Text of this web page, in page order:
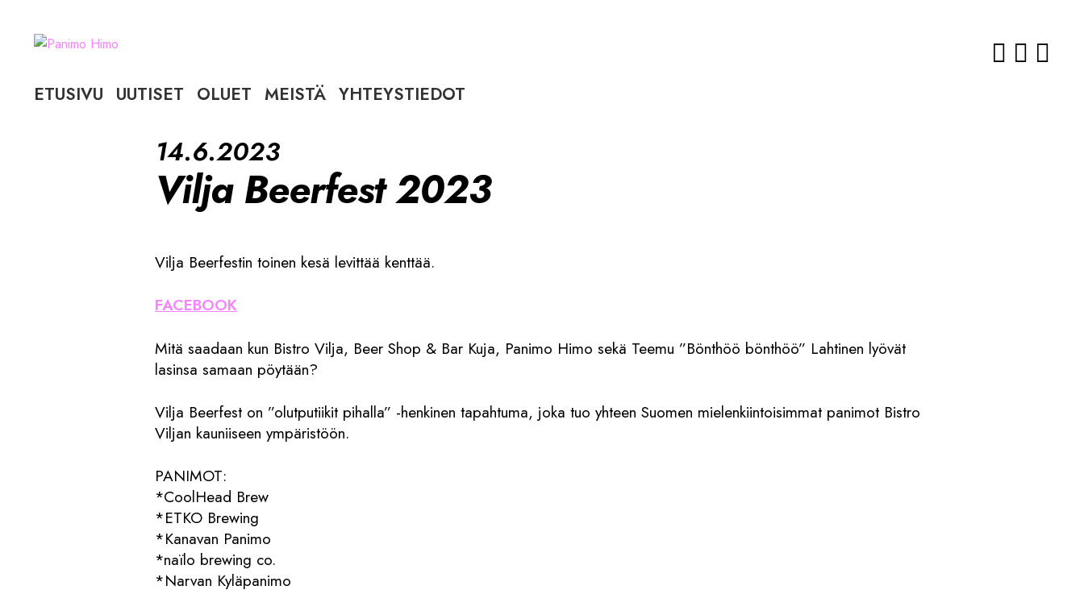
Siirry
Siirry
ETUSIVU UUTISET OLUET MEISTÄ YHTEYSTIEDOT
14.6.2023
Vilja Beerfest 2023
Vilja Beerfestin toinen kesä levittää kenttää.
FACEBOOK
Mitä saadaan kun Bistro Vilja, Beer Shop & Bar Kuja, Panimo Himo sekä Teemu ”Bönthöö bönthöö” Lahtinen lyövät
lasinsa samaan pöytään?
Vilja Beerfest on ”olutputiikit pihalla” -henkinen tapahtuma, joka tuo yhteen Suomen mielenkiintoisimmat panimot Bistro
Viljan kauniiseen ympäristöön.
PANIMOT:
*CoolHead Brew
*ETKO Brewing
*Kanavan Panimo
*naïlo brewing co.
*Narvan Kyläpanimo